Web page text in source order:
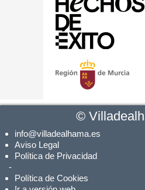
©
info@villadealhama.es
Aviso Legal
Política de Privacidad
-
Política de Cookies